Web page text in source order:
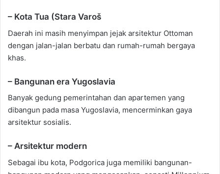
– Kota Tua (Stara Varoš
Daerah ini masih menyimpan jejak arsitektur Ottoman
dengan jalan-jalan berbatu dan rumah-rumah bergaya
khas.
– Bangunan era Yugoslavia
Banyak gedung pemerintahan dan apartemen yang
dibangun pada masa Yugoslavia, mencerminkan gaya
arsitektur sosialis.
– Arsitektur modern
Sebagai ibu kota, Podgorica juga memiliki bangunan-